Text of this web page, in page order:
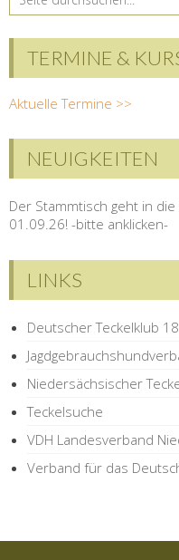
TERMINE &
Aktuelle Termine >>
NEUIGKEITEN
Der Stammtisch geht in
01.09.26! -bitte anklicken-
LINKS
Deutscher Teckelklub
Niedersächsischer
Teckelsuche
VDH Landesverband
Verband für das